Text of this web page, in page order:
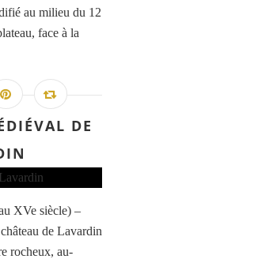
au milieu du 12
face à la
DE
XVe siècle) –
de Lavardin
rocheux, au-